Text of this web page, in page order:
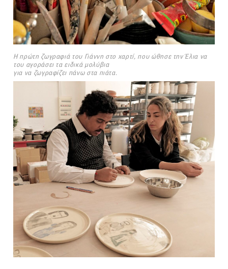
Η πρώτη ζωγραφιά του Γιάννη στο χαρτί, που ώθησε την Έλια να
του αγοράσει τα ειδικά μολύβια
για να ζωγραφίζει πάνω στα πιάτα.